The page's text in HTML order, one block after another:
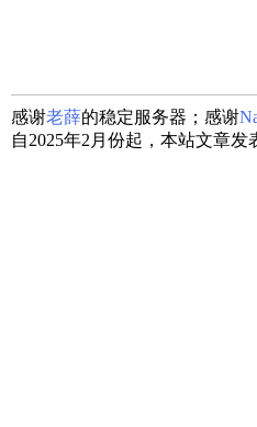
感谢老薛的稳定服务器；感谢
自2025年2月份起，本站文章发